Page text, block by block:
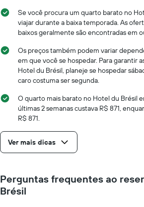
médio
de
um
semana
gráfico
eixo
exibindo
da
semana.
tem
1
eixo
o
preço
Se você procura um quarto barato no
viajar durante a baixa temporada. As
baixos geralmente são encontradas em
Os preços também podem variar
em que você se hospedar. Para garantir
Hotel du Brésil, planeje se hospedar
caro costuma ser segunda.
O quarto mais barato no Hotel du Brésil
últimas 2 semanas custava R$ 871,
R$ 871.
Ver mais dicas
Perguntas frequentes ao
Brésil